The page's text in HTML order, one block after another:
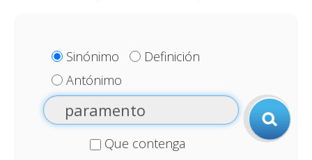
Sinónimo
Definición
Antónimo
Que contenga